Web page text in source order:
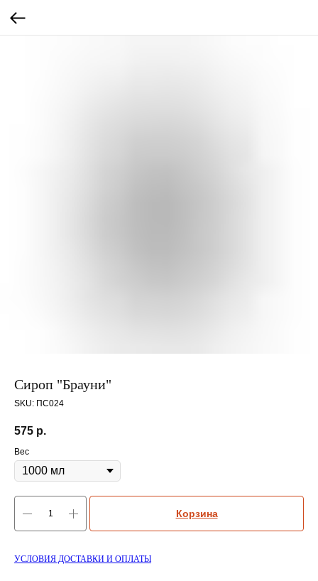
Сироп "Брауни"
SKU: ПС024
575 р.
Вес
Корзина
УСЛОВИЯ ДОСТАВКИ И ОПЛАТЫ